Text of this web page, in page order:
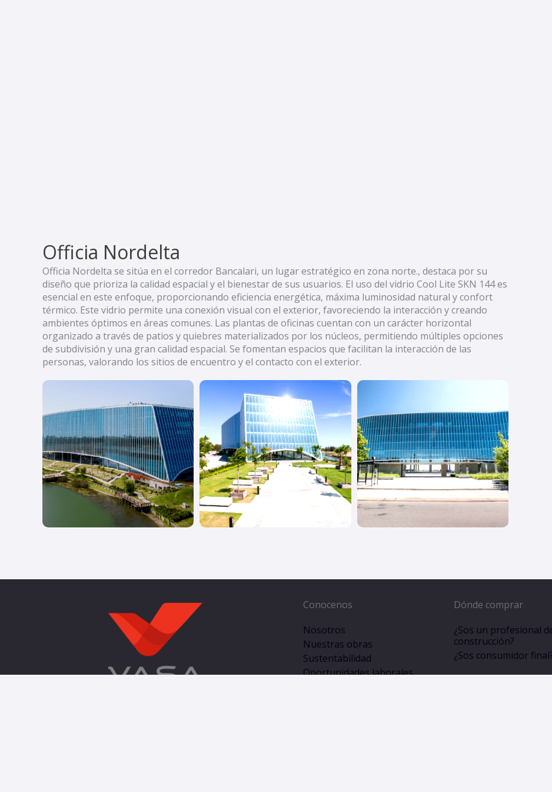
Officia Nordelta
Officia Nordelta se sitúa en el corredor Bancalari, un lugar estratégico en zona norte., destaca por su
diseño que prioriza la calidad espacial y el bienestar de sus usuarios. El uso del vidrio Cool Lite SKN 144 es
esencial en este enfoque, proporcionando eficiencia energética, máxima luminosidad natural y confort
térmico. Este vidrio permite una conexión visual con el exterior, favoreciendo la interacción y creando
ambientes óptimos en áreas comunes. Las plantas de oficinas cuentan con un carácter horizontal
organizado a través de patios y quiebres materializados por los núcleos, permitiendo múltiples opciones
de subdivisión y una gran calidad espacial. Se fomentan espacios que facilitan la interacción de las
personas, valorando los sitios de encuentro y el contacto con el exterior.
Conocenos
Nosotros
Nuestras obras
Sustentabilidad
Oportunidades laborales
Dónde comprar
¿Sos un profesional
construcción?
¿Sos consumidor